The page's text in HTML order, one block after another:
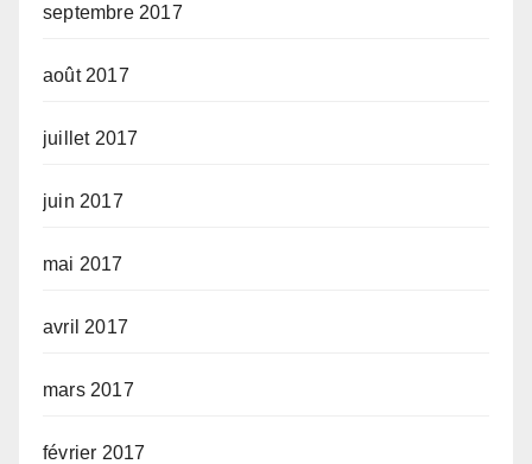
septembre 2017
août 2017
juillet 2017
juin 2017
mai 2017
avril 2017
mars 2017
février 2017